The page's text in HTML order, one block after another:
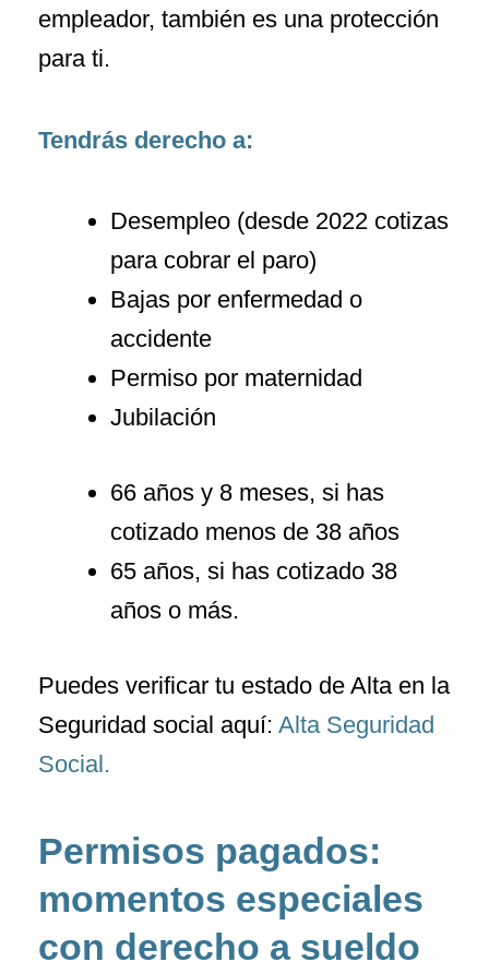
empleador, también es una protección
para ti.
Tendrás derecho a:
Desempleo (desde 2022 cotizas
para cobrar el paro)
Bajas por enfermedad o
accidente
Permiso por maternidad
Jubilación
66 años y 8 meses, si has
cotizado menos de 38 años
65 años, si has cotizado 38
años o más.
Puedes verificar tu estado de Alta en la
Seguridad social aquí: Alta Seguridad
Social.
Permisos pagados:
momentos especiales
con derecho a sueldo